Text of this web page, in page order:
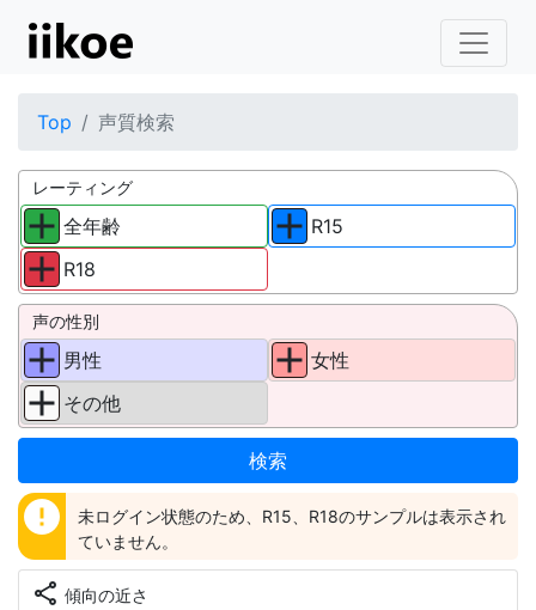
Top 声質検索
レーティング
全年齢
R18
R15
声の性別
男性
その他
女性
error
未ログイン状態のため、R15、R18のサンプルは表示され
ていません。
share 傾向の近さ